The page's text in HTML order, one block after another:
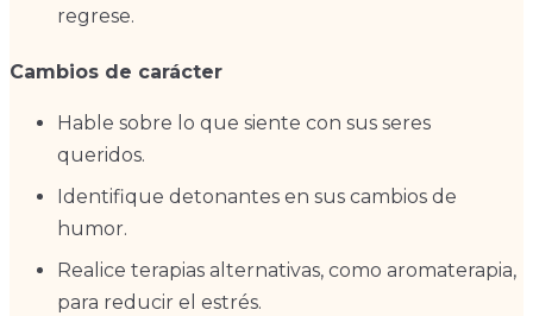
regrese.
Cambios de carácter
Hable sobre lo que siente con sus seres
queridos.
Identifique detonantes en sus cambios de
humor.
Realice terapias alternativas, como aromaterapia,
para reducir el estrés.